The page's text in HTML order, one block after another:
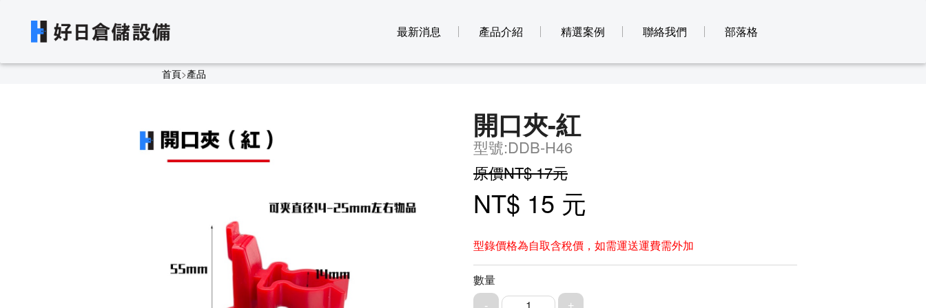
最新消息 產品介紹 精選案例 聯絡我們 部落格
首頁>產品
開口夾-紅
型號:DDB-H46
原價NT$ 17元
NT$ 15 元
型錄價格為自取含稅價，如需運送運費需外加
數量
1